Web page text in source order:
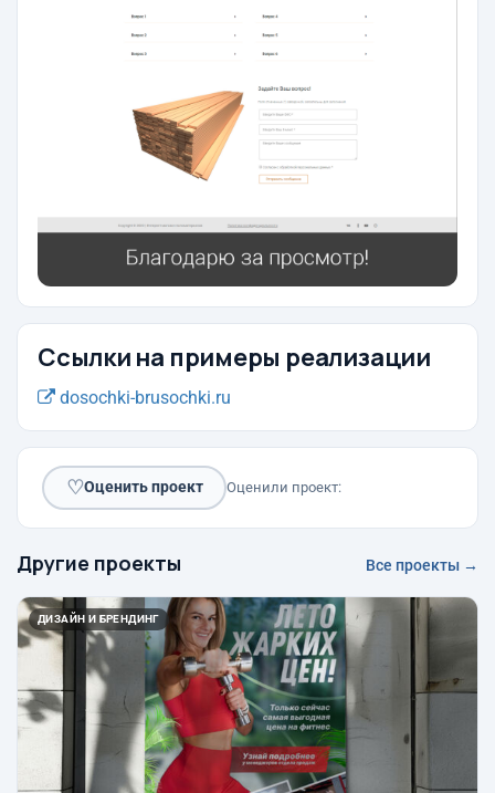
Ссылки на примеры реализации
dosochki-brusochki.ru
♡Оценить проект Оценили проект:
Другие проекты Все проекты →
ДИЗАЙН И БРЕНДИНГ